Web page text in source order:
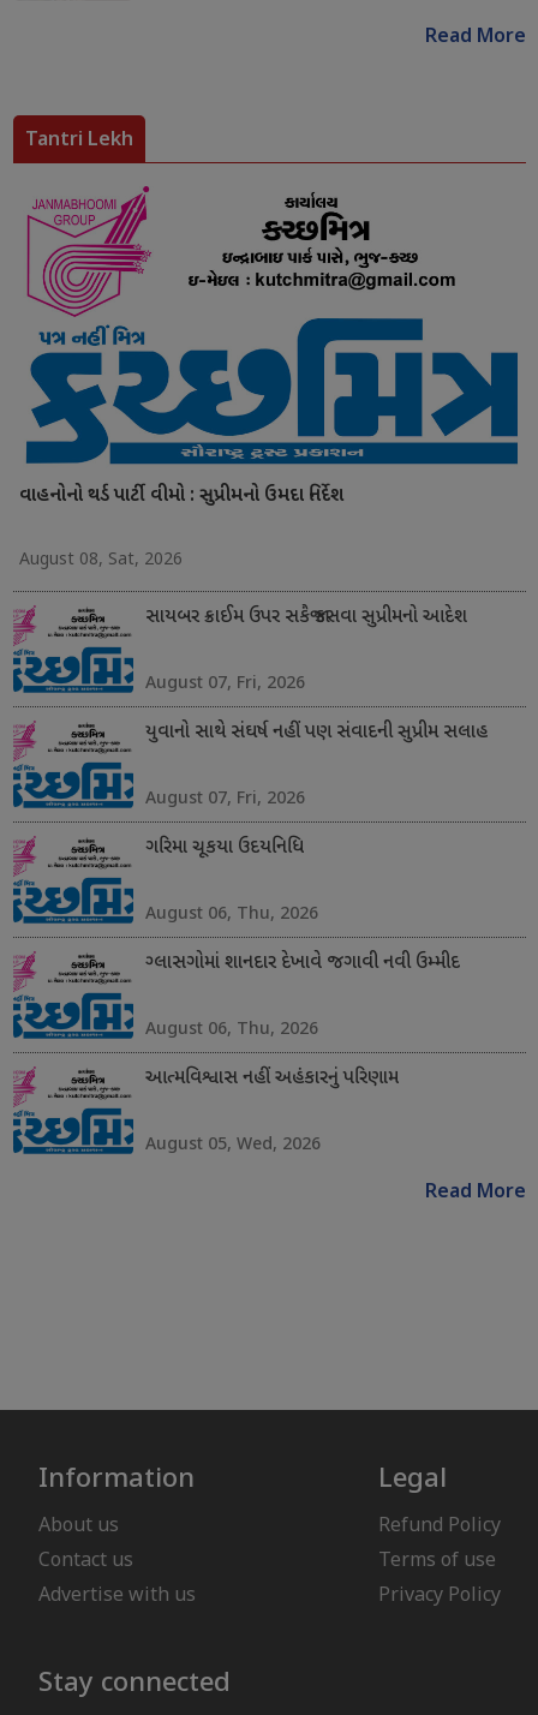
Read More
Tantri Lekh
વાહનોનો થર્ડ પાર્ટી વીમો : સુપ્રીમનો ઉમદા નિર્દેશ
August 08, Sat, 2026
સાયબર ક્રાઈમ ઉપર સકંજો કસવા સુપ્રીમનો આદેશ
August 07, Fri, 2026
યુવાનો સાથે સંઘર્ષ નહીં પણ સંવાદની સુપ્રીમ સલાહ
August 07, Fri, 2026
ગરિમા ચૂકયા ઉદયનિધિ
August 06, Thu, 2026
ગ્લાસગોમાં શાનદાર દેખાવે જગાવી નવી ઉમ્મીદ
August 06, Thu, 2026
આત્મવિશ્વાસ નહીં અહંકારનું પરિણામ
August 05, Wed, 2026
Read More
Information
About us
Contact us
Advertise with us
Legal
Refund Policy
Terms of use
Privacy Policy
Stay connected